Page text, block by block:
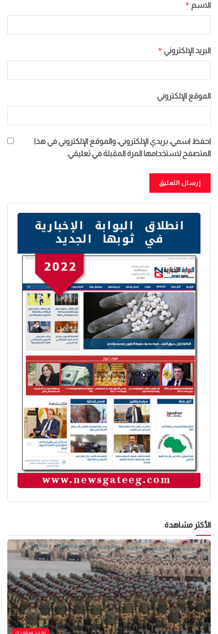
الاسم *
البريد الإلكتروني *
الموقع الإلكتروني
احفظ اسمي، بريدي الإلكتروني، والموقع الإلكتروني في هذا
المتصفح لاستخدامها المرة المقبلة في تعليقي.
الأكثر مشاهدة
توب ستوري